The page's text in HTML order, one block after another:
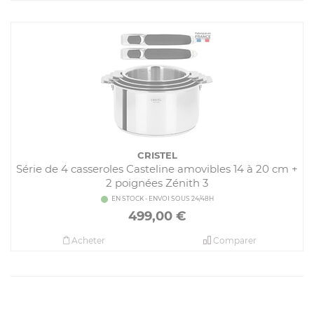
CRISTEL
Série de 4 casseroles Casteline amovibles 14 à 20 cm +
2 poignées Zénith 3
EN STOCK - ENVOI SOUS 24/48H
499,00€
Comparer
Acheter